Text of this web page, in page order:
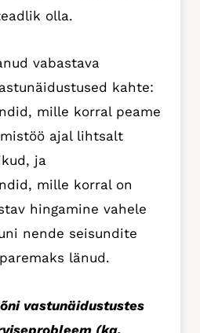
olla.
vabastava
kahte:
mille korral peame
ajal lihtsalt
ja
mille korral on
hingamine vahele
nende seisundite
länud.
vastunäidustustes